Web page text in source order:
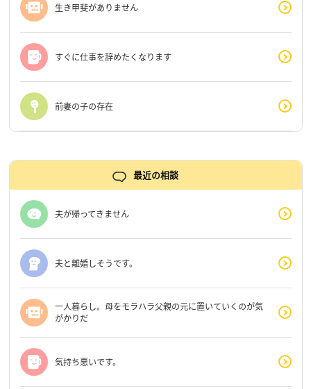
生き甲斐がありません
すぐに仕事を辞めたくなります
前妻の子の存在
最近の相談
夫が帰ってきません
夫と離婚しそうです。
一人暮らし。母をモラハラ父親の元に置いていくのが気
がかりだ
気持ち悪いです。